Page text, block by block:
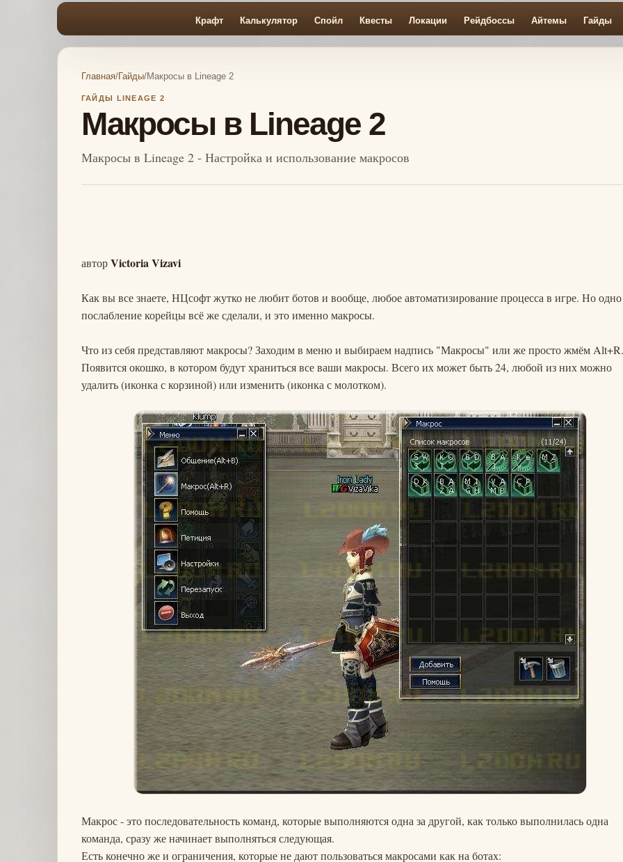
Крафт Калькулятор Спойл Квесты Локации Рейдбоссы Айтемы Гайды
Главная/Гайды/Макросы в Lineage 2
ГАЙДЫ LINEAGE 2
Макросы в Lineage 2
Макросы в Lineage 2 - Настройка и использование макросов
авторVictoria Vizavi
Как вы все знаете, НЦсофт жутко не любит ботов и вообще, любое автоматизирование процесса в игре. Но одно
послабление корейцы всё же сделали, и это именно макросы.
Что из себя представляют макросы? Заходим в меню и выбираем надпись "Макросы" или же просто жмём Alt+R.
Появится окошко, в котором будут храниться все ваши макросы. Всего их может быть 24, любой из них можно
удалить (иконка с корзиной) или изменить (иконка с молотком).
Макрос - это последовательность команд, которые выполняются одна за другой, как только выполнилась одна
команда, сразу же начинает выполняться следующая.
Есть конечно же и ограничения, которые не дают пользоваться макросами как на ботах: